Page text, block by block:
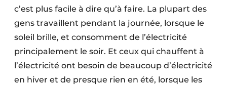
c’est plus facile à dire qu’à faire. La plupart des
gens travaillent pendant la journée, lorsque le
soleil brille, et consomment de l’électricité
principalement le soir. Et ceux qui chauffent à
l’électricité ont besoin de beaucoup d’électricité
en hiver et de presque rien en été, lorsque les